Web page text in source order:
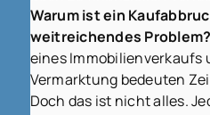
Warum ist ein
weitreichendes Problem?
eines Immobilienverkaufs
Vermarktung bedeuten
Doch das ist nicht alles.